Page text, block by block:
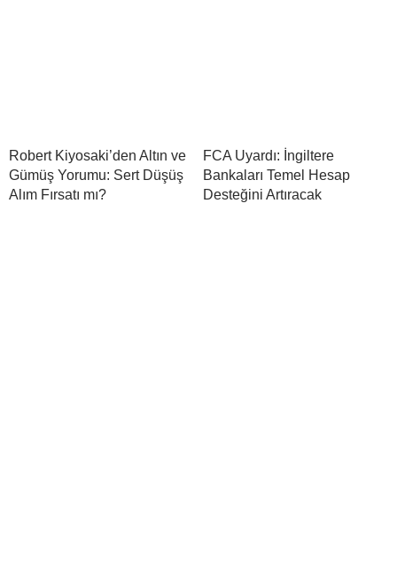
Robert Kiyosaki’den Altın ve
Gümüş Yorumu: Sert Düşüş
Alım Fırsatı mı?
FCA Uyardı: İngiltere
Bankaları Temel Hesap
Desteğini Artıracak